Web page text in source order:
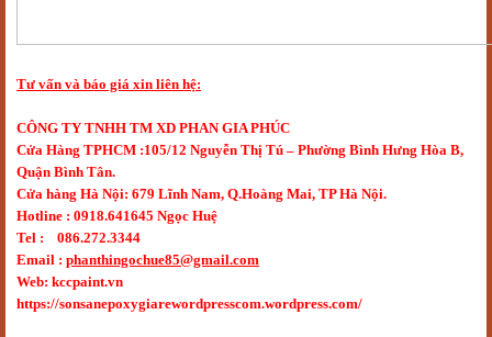
Tư vấn và báo giá xin liên hệ:
CÔNG TY TNHH TM XD PHAN GIA PHÚC
Cửa Hàng TPHCM :105/12 Nguyễn Thị Tú – Phường Bình Hưng Hòa B,
Quận Bình Tân.
Cửa hàng Hà Nội: 679 Lĩnh Nam, Q.Hoàng Mai, TP Hà Nội.
Hotline : 0918.641645 Ngọc Huệ
Tel : 086.272.3344
Email : phanthingochue85@gmail.com
Web: kccpaint.vn
https://sonsanepoxygiarewordpresscom.wordpress.com/